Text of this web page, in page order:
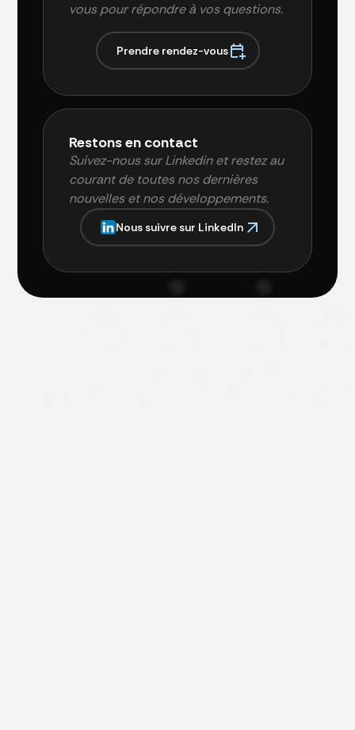
vous pour répondre à vos questions.
Prendre rendez-vous
Restons en contact
Suivez-nous sur Linkedin et restez au
courant de toutes nos dernières
nouvelles et nos développements.
Nous suivre sur LinkedIn